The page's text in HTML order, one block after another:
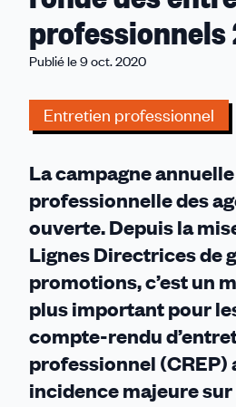
de
la
ronde
2023
professionnels
Publié le 9 oct. 2020
Entretien professionnel
La campagne
professionnelle des
ouverte. Depuis la
Lignes Directrices de
promotions, c’est un
plus important pour
compte-rendu
professionnel (CREP)
incidence majeure